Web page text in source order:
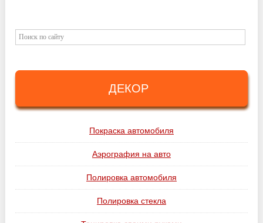
ДЕКОР
Покраска автомобиля
Аэрография на авто
Полировка автомобиля
Полировка стекла